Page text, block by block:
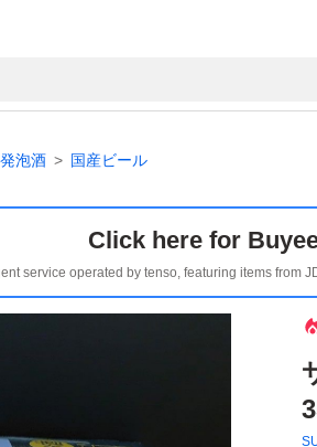
泡酒 国産ビール
Click here for
service operated by tenso, featuring items from